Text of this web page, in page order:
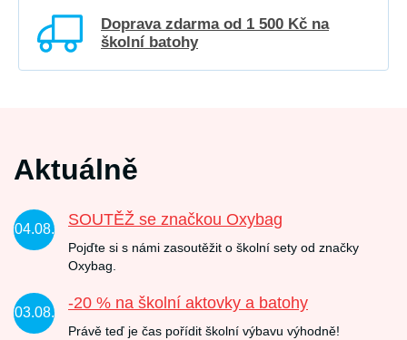
Doprava zdarma od 1 500 Kč na
školní batohy
Aktuálně
04.08.
SOUTĚŽ se značkou Oxybag
Pojďte si s námi zasoutěžit o školní sety od značky
Oxybag.
03.08.
-20 % na školní aktovky a batohy
Právě teď je čas pořídit školní výbavu výhodně!